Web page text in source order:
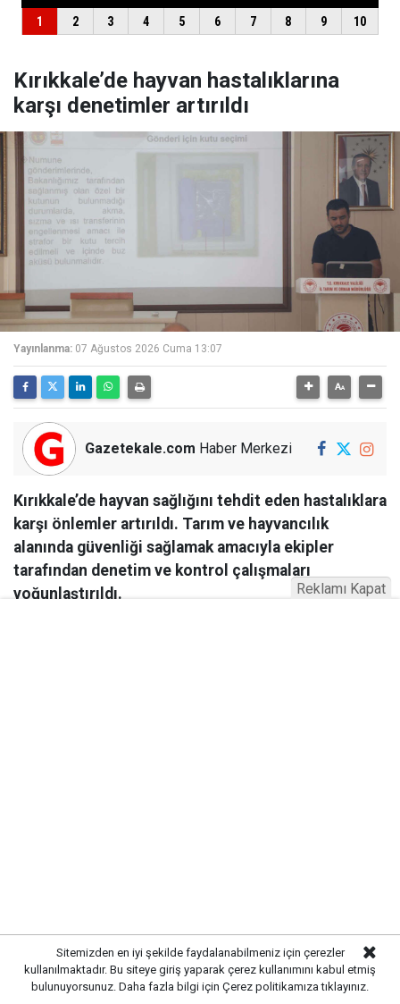
Kırıkkale’de hayvan hastalıklarına
karşı denetimler artırıldı
Yayınlanma: 07 Ağustos 2026 Cuma 13:07
Gazetekale.com Haber Merkezi
Kırıkkale’de hayvan sağlığını tehdit eden hastalıklara
karşı önlemler artırıldı. Tarım ve hayvancılık
alanında güvenliği sağlamak amacıyla ekipler
tarafından denetim ve kontrol çalışmaları
yoğunlaştırıldı.
Sitemizden en iyi şekilde faydalanabilmeniz için çerezler
kullanılmaktadır. Bu siteye giriş yaparak çerez kullanımını kabul etmiş
bulunuyorsunuz. Daha fazla bilgi için Çerez politikamıza tıklayınız.
Reklamı Kapat